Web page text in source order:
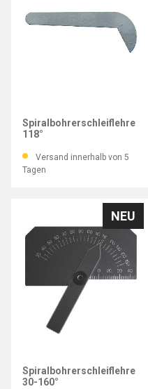
Spiralbohrerschleiflehre
118°
Versand innerhalb von 5
Tagen
NEU
Spiralbohrerschleiflehre
30-160°